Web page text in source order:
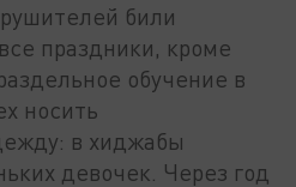
били
праздники, кроме
обучение в
носить
в хиджабы
девочек. Через год